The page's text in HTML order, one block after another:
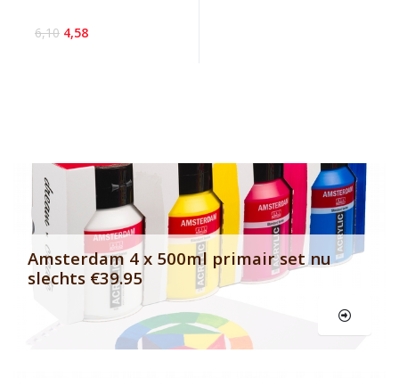
6,10 4,58
Banner row 2
Amsterdam 4 x 500ml primair set nu
slechts €39.95